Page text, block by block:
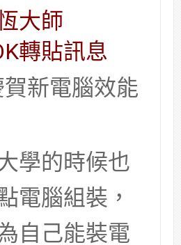
大師
轉貼訊息
新電腦效能
學的時候也
電腦組裝，
自己能裝電